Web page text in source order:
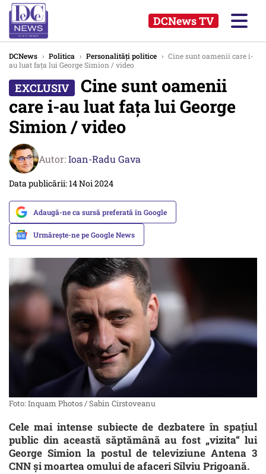
DCNews TV
DCNews › Politica › Personalități politice › Cine sunt oamenii care i-
au luat fața lui George Simion / video
Cine sunt oamenii
care i-au luat fața lui George
Simion / video
Autor:Ioan-Radu Gava
Data publicării: 14 Noi 2024
Adaugă-ne ca sursă preferată în Google
Urmărește-ne pe Google News
Foto: Inquam Photos / Sabin Cirstoveanu
Cele mai intense subiecte de dezbatere în spațiul
public din această săptămână au fost „vizita“ lui
George Simion la postul de televiziune Antena 3
CNN și moartea omului de afaceri Silviu Prigoană.